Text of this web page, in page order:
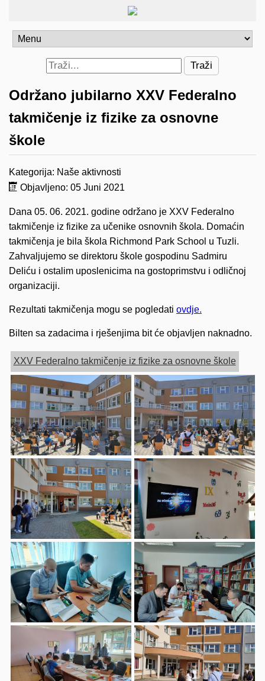
Traži
Održano jubilarno XXV Federalno
takmičenje iz fizike za osnovne
škole
Kategorija: Naše aktivnosti
Objavljeno: 05 Juni 2021
Dana 05. 06. 2021. godine održano je XXV Federalno
takmičenje iz fizike za učenike osnovnih škola. Domaćin
takmičenja je bila škola Richmond Park School u Tuzli.
Zahvaljujemo se direktoru škole gospodinu Sadmiru
Deliću i ostalim uposlenicima na gostoprimstvu i odličnoj
organizaciji.
Rezultati takmičenja mogu se pogledati ovdje.
Bilten sa zadacima i rješenjima bit će objavljen naknadno.
XXV Federalno takmičenje iz fizike za osnovne škole